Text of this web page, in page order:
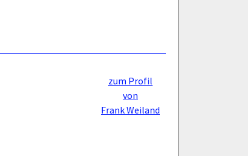
zum Profil
von
Frank Weiland